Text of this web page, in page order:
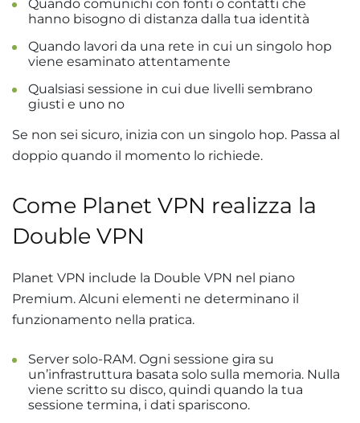
Quando comunichi con fonti o contatti che
hanno bisogno di distanza dalla tua identità
Quando lavori da una rete in cui un singolo hop
viene esaminato attentamente
Qualsiasi sessione in cui due livelli sembrano
giusti e uno no
Se non sei sicuro, inizia con un singolo hop. Passa al
doppio quando il momento lo richiede.
Come Planet VPN realizza la
Double VPN
Planet VPN include la Double VPN nel piano
Premium. Alcuni elementi ne determinano il
funzionamento nella pratica.
Server solo-RAM. Ogni sessione gira su
un’infrastruttura basata solo sulla memoria. Nulla
viene scritto su disco, quindi quando la tua
sessione termina, i dati spariscono.